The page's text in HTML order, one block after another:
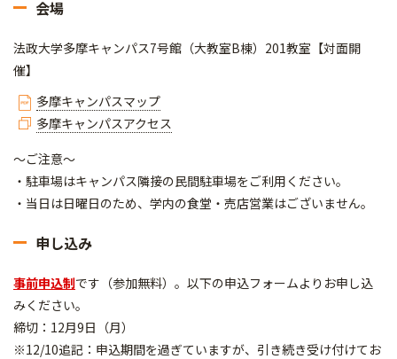
会場
法政大学多摩キャンパス7号館（大教室B棟）201教室【対面開
催】
多摩キャンパスマップ
多摩キャンパスアクセス
～ご注意～
・駐車場はキャンパス隣接の民間駐車場をご利用ください。
・当日は日曜日のため、学内の食堂・売店営業はございません。
申し込み
事前申込制です（参加無料）。以下の申込フォームよりお申し込
みください。
締切：12月9日（月）
※12/10追記：申込期間を過ぎていますが、引き続き受け付けてお